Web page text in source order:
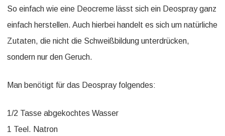
selbst
herstellen
So einfach wie eine Deocreme lässt sich ein Deospray ganz
einfach herstellen. Auch hierbei handelt es sich um natürliche
Zutaten, die nicht die Schweißbildung unterdrücken,
sondern nur den Geruch.
Man benötigt für das Deospray folgendes:
1/2 Tasse abgekochtes Wasser
1 Teel. Natron